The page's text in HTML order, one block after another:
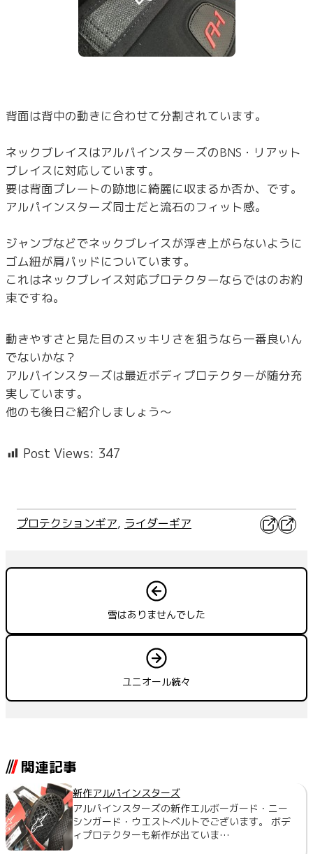
背面は背中の動きに合わせて分割されています。
ネックブレイスはアルパインスターズのBNS・リアット
ブレイスに対応しています。
要は背面プレートの跡地に綺麗に収まるか否か、です。
アルパインスターズ同士だと流石のフィット感。
ジャンプなどでネックブレイスが浮き上がらないように
ゴム紐が肩パッドについています。
これはネックブレイス対応プロテクターならではのお約
束ですね。
動きやすさと見た目のスッキリさを狙うなら一番良いん
でないかな？
アルパインスターズは最近ボディプロテクターが随分充
実しています。
他のも後日ご紹介しましょう～
Post Views: 347
プロテクションギア, ライダーギア X
雪はありませんでした
ユニオール続々
関連記事
新作アルパインスターズ
アルパインスターズの新作エルボーガード・ニー
シンガード・ウエストベルトでございます。 ボデ
ィプロテクターも新作が出ていま…